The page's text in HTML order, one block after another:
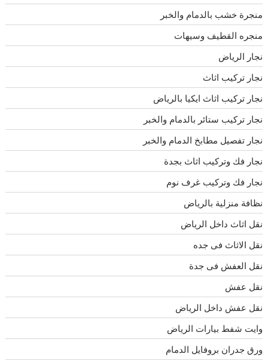
منجرة خشب بالدمام والخبر
منجره القطيف وسيهات
نجار الرياض
نجار تركيب اثاث
نجار تركيب اثاث ايكيا بالرياض
نجار تركيب ستائر بالدمام والخبر
نجار تفصيل مطابخ الدمام والخبر
نجار فك وتركيب اثاث بجدة
نجار فك وتركيب غرف نوم
نظافة منزلية بالرياض
نقل اثاث داخل الرياض
نقل الاثاث فى جده
نقل العفش فى جدة
نقل عفش
نقل عفش داخل الرياض
وايت شفط بيارات الرياض
ورق جدران بروفايل الدمام